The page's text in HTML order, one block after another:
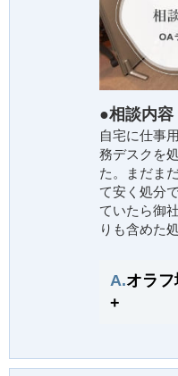
●相談内容
自宅に仕事
務デスクを
た。まだま
て安く処分
ていたら御
りも含めた
A.オラ
+